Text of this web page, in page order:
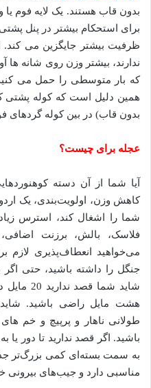
بدون قاب هستند. یک لایه فوم
برای استحکام بیشتر در پنل
ظرفیت بیشتر جایگزین می کند.
ندارند، بیشتر وزن روی شانه
که بار متوسطی را حمل می
همین دلیل است که کوله پشتی
بدون قاب) در بین کوله
عجله برای چیست؟
آیا شما از آن دسته
کاهش وزن، اولویت‌بندی، یک
شما را اشغال کند، استرس
فلاسک، بالش، برزنت اضافی،
می‌خواهید انعطاف‌پذیری لازم
جنگل را داشته باشید، حتی
شاید
هشت مایل راضی باشید.
طولانی ناهار و پرپیچ و خم
باشید. اگر قصد ندارید تا دور یا
به سمت بسته‌ای کمی بزرگ‌تر
مناسبی دارد و جیب‌های بیرونی